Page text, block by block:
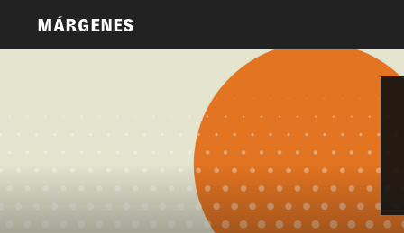
MÁRGENES